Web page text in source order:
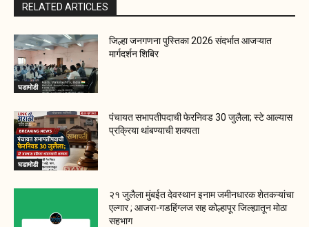
RELATED ARTICLES
घडामोडी
जिल्हा जनगणना पुस्तिका 2026 संदर्भात आजऱ्यात
मार्गदर्शन शिबिर
घडामोडी
पंचायत सभापतीपदाची फेरनिवड 30 जुलैला; स्टे आल्यास
प्रक्रिया थांबण्याची शक्यता
२१ जुलैला मुंबईत देवस्थान इनाम जमीनधारक शेतकऱ्यांचा
एल्गार ; आजरा-गडहिंग्लज सह कोल्हापूर जिल्ह्यातून मोठा
सहभाग